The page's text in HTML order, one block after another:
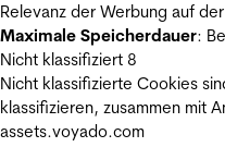
Relevanz der Werbung auf
Maximale Speicherdauer:
Nicht klassifiziert 8
Nicht klassifizierte Cookies
klassifizieren, zusammen mit
assets.voyado.com